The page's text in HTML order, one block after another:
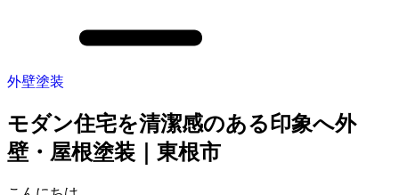
外壁塗装
モダン住宅を清潔感のある印象へ外
壁・屋根塗装｜東根市